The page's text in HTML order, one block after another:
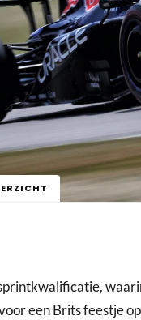
een Brits feestje